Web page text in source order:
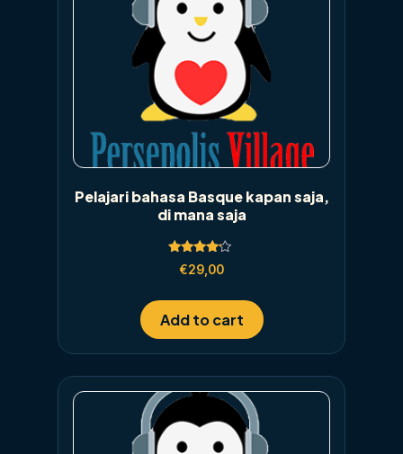
Pelajari bahasa Basque kapan saja,
di mana saja
Rated
4.00
€29,00
Add to cart